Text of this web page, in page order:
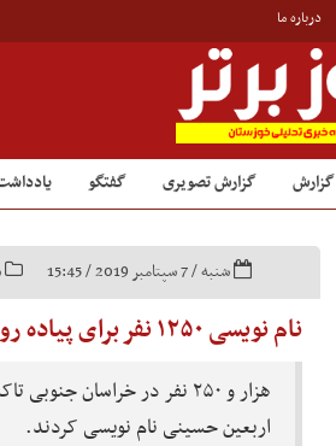
درباره ما
گزارش گزارش تصویری گفتگو
شنبه / 7 سپتامبر 2019 / 15:45
نام نویسی ۱۲۵۰ نفر برای پیاده روی اربعین
هزار و ۲۵۰ نفر در خراسان
اربعین حسینی نام نویسی کردند.